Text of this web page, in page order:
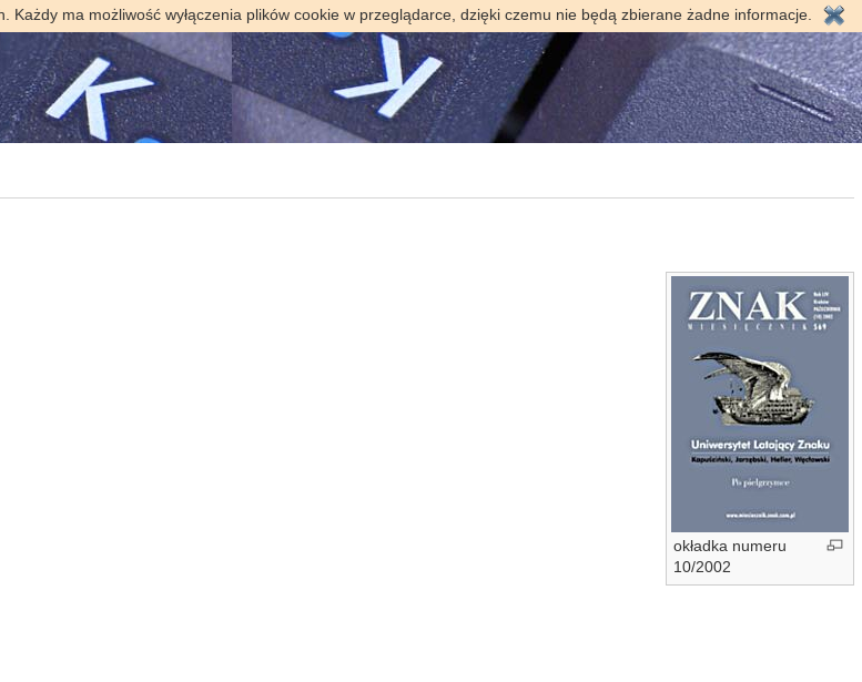
ma możliwość wyłączenia plików cookie w przeglądarce, dzięki czemu nie będą zbierane żadne informacje.
okładka numeru
10/2002